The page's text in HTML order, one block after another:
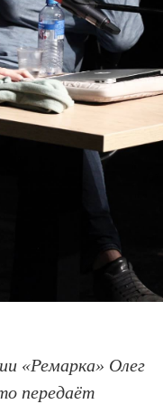
«Ремарка» Олег
передаёт